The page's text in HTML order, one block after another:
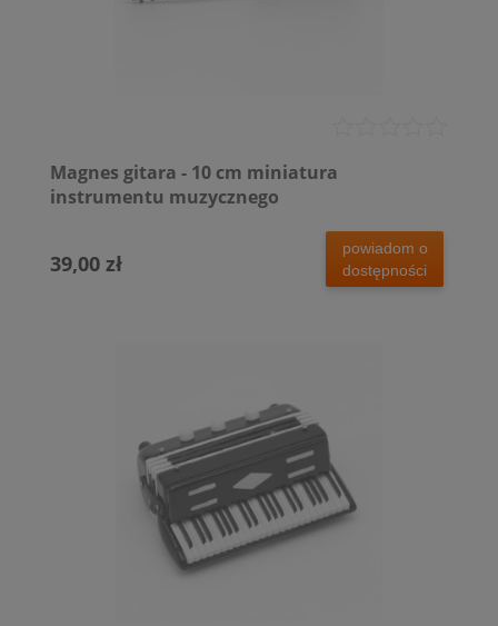
Magnes gitara - 10 cm miniatura
instrumentu muzycznego
39,00 zł
powiadom o
dostępności